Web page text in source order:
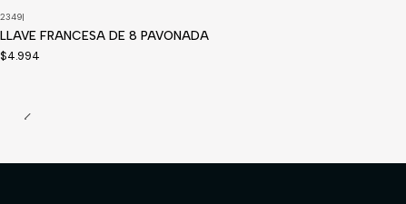
2349|
LLAVE FRANCESA DE 8 PAVONADA
$4.994